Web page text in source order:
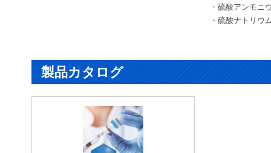
・硫酸アンモニ
・硫酸ナトリ
製品カタログ